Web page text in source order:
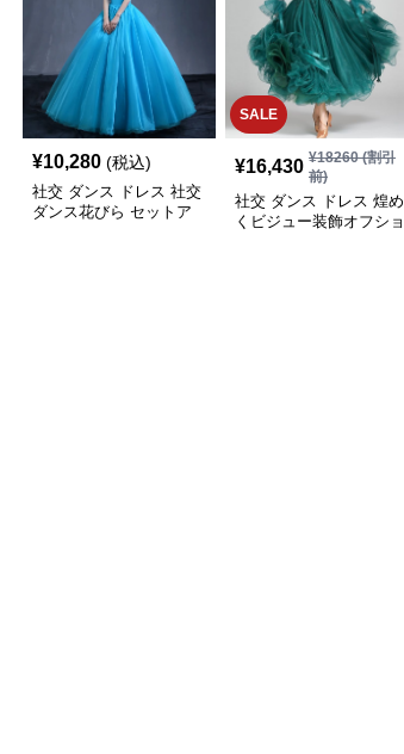
¥10,280 (税込)
社交 ダンス ドレス 社交
ダンス花びら セットア
SALE
¥16,430 ¥18260(割引
前)
社交 ダンス ドレス 煌め
くビジュー装飾オフショ